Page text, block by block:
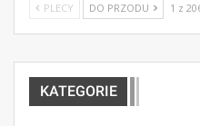
PLECY DO PRZODU 1 z
KATEGORIE